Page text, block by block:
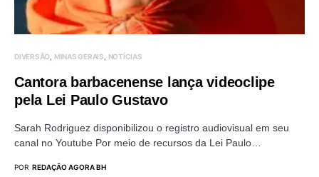
DIVERSÃO MINAS GERAIS NOTÍCIAS
Cantora barbacenense lança videoclipe
pela Lei Paulo Gustavo
Sarah Rodriguez disponibilizou o registro audiovisual em seu
canal no Youtube Por meio de recursos da Lei Paulo…
POR REDAÇÃO AGORA BH